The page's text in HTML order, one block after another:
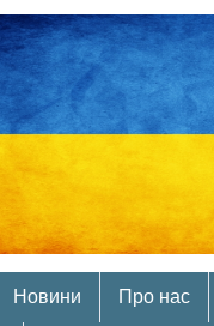
Новини Про нас